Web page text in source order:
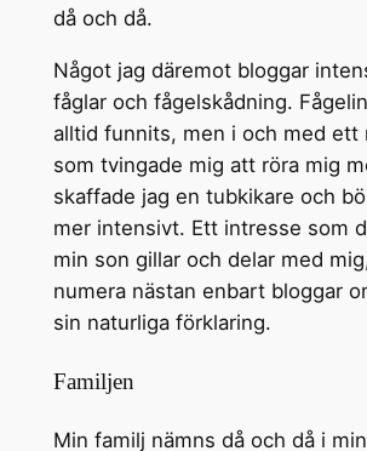
då och då.
Något jag däremot bloggar
fåglar och fågelskådning.
alltid funnits, men i och med ett
som tvingade mig att röra mig
skaffade jag en tubkikare och
mer intensivt. Ett intresse som
min son gillar och delar med
numera nästan enbart bloggar
sin naturliga förklaring.
Familjen
Min familj nämns då och då i